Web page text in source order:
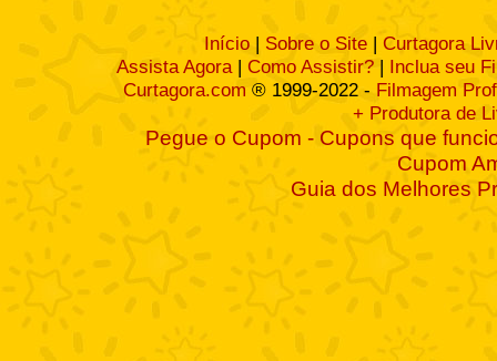
Início | Sobre o Site | Curtagora
Assista Agora| Como Assistir? | Inclua seu
Curtagora.com ® 1999-2022 - Filmagem
+ Produtora de
Pegue o Cupom - Cupons que
Cupom
Guia dos Melhores